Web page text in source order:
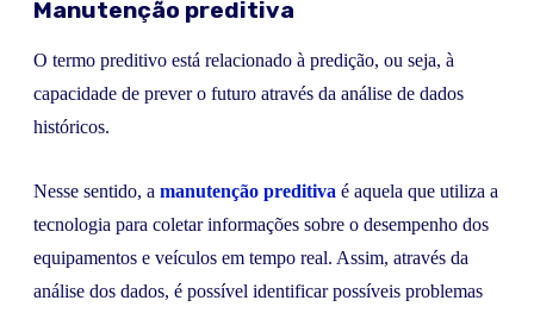
Manutenção preditiva
O termo preditivo está relacionado à predição, ou seja, à
capacidade de prever o futuro através da análise de dados
históricos.
Nesse sentido, a manutenção preditiva é aquela que utiliza a
tecnologia para coletar informações sobre o desempenho dos
equipamentos e veículos em tempo real. Assim, através da
análise dos dados, é possível identificar possíveis problemas